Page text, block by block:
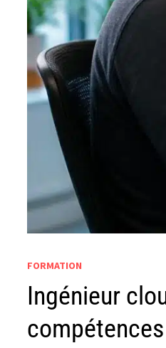
FORMATION
Ingénieur